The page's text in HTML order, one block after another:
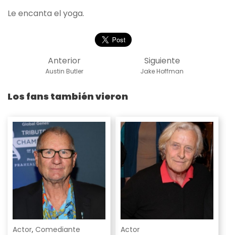
Le encanta el yoga.
Siguiente
Jake Hoffman
Anterior
Austin Butler
Los fans también vieron
Actor, Comediante Actor